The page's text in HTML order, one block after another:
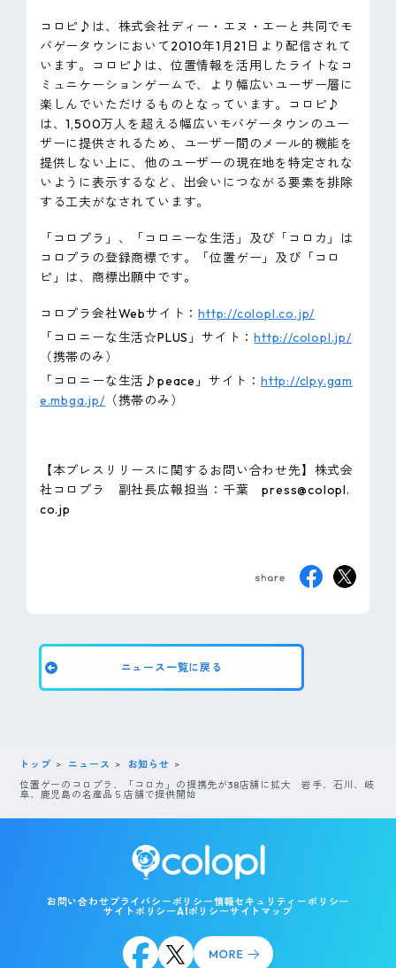
コロピ♪は、株式会社ディー・エヌ・エーと共同でモ
バゲータウンにおいて2010年1月21日より配信されて
います。コロピ♪は、位置情報を活用したライトなコ
ミュニケーションゲームで、より幅広いユーザー層に
楽しんでいただけるものとなっています。コロピ♪
は、1,500万人を超える幅広いモバゲータウンのユー
ザーに提供されるため、ユーザー間のメール的機能を
提供しない上に、他のユーザーの現在地を特定されな
いように表示するなど、出会いにつながる要素を排除
する工夫がなされています。
「コロプラ」、「コロニーな生活」及び「コロカ」は
コロプラの登録商標です。「位置ゲー」及び「コロ
ピ」は、商標出願中です。
コロプラ会社Webサイト：http://colopl.co.jp/
「コロニーな生活☆PLUS」サイト：http://colopl.jp/
（携帯のみ）
「コロニーな生活♪peace」サイト：http://clpy.gam
e.mbga.jp/ （携帯のみ）
【本プレスリリースに関するお問い合わせ先】株式会
社コロプラ 副社長広報担当：千葉 press@colopl.
co.jp
ニュース一覧に戻る
トップ ニュース
お知らせ
位置ゲーのコロプラ、「コロカ」の提携先が38店舗に拡大 岩手、石川、岐
阜、鹿児島の名産品５店舗で提供開始
お問い合わせ プライバシーポリシー情報セキュリティーポリシー
サイトポリシーAIポリシーサイトマップ